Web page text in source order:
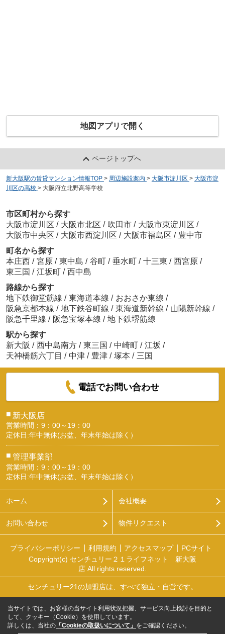
地図アプリで開く
ページトップへ
新大阪駅の賃貸マンション情報TOP > 周辺施設案内 > 大阪市淀川区 > 大阪市淀
川区の高校 > 大阪府立北野高等学校
市区町村から探す
大阪市淀川区 / 大阪市北区 / 吹田市 / 大阪市東淀川区 /
大阪市中央区 / 大阪市西淀川区 / 大阪市福島区 / 豊中市
町名から探す
本庄西 / 宮原 / 東中島 / 谷町 / 垂水町 / 十三東 / 西宮原 /
東三国 / 江坂町 / 西中島
路線から探す
地下鉄御堂筋線 / 東海道本線 / おおさか東線 /
阪急京都本線 / 地下鉄谷町線 / 東海道新幹線 / 山陽新幹線 /
阪急千里線 / 阪急宝塚本線 / 地下鉄堺筋線
駅から探す
新大阪 / 西中島南方 / 東三国 / 中崎町 / 江坂 /
天神橋筋六丁目 / 中津 / 豊津 / 塚本 / 三国
電話でお問い合わせ
■ 新大阪店
営業時間：9：00～19：00
定休日:年中無休(お盆、年末年始は除く）
■ 管理事業部
営業時間：9：00～19：00
定休日:年中無休(お盆、年末年始は除く）
ホーム 会社概要
お問い合わせ 物件リクエスト
プライバシーポリシー 利用規約 アクセスマップ
PCサイト
Copyright(c) センチュリー２１ライフネット 新大阪
店 All rights reserved.
センチュリー21の加盟店は、すべて独立・自営です。
当サイトでは、お客様の当サイト利用状況把握、サービス向上検討を目的と
して、クッキー（Cookie）を使用しています。
詳しくは、当社の 「Cookieの取扱いについて」 をご確認ください。